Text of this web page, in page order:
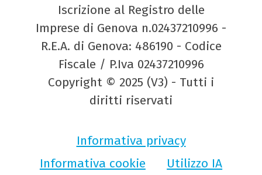
Iscrizione al Registro delle
Imprese di Genova n.02437210996 -
R.E.A. di Genova: 486190 - Codice
Fiscale / P.Iva 02437210996
Copyright © 2025 (V3) - Tutti i
diritti riservati
Informativa privacy
Informativa cookie
Utilizzo IA